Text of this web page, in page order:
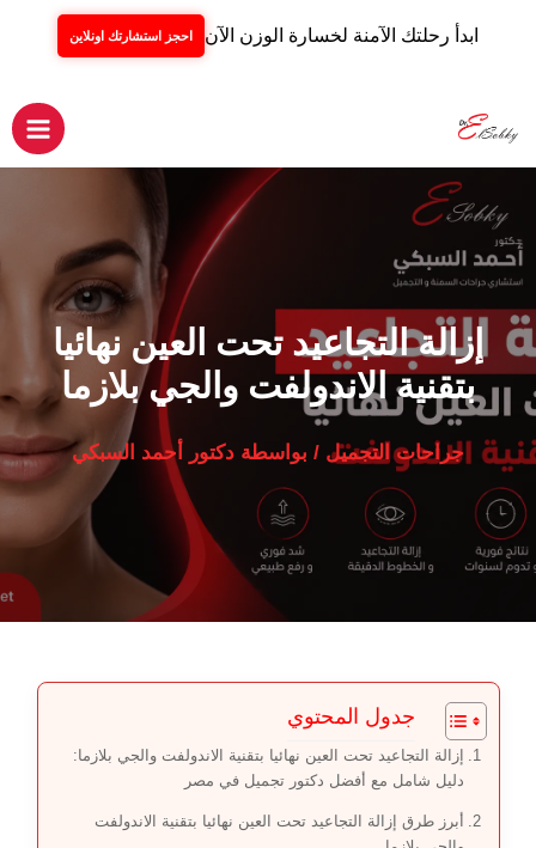
ابدأ رحلتك الآمنة لخسارة الوزن الآن احجز استشارتك اونلاين
المحتوى
إزالة التجاعيد تحت العين نهائيا
بتقنية الاندولفت والجي بلازما
جراحات التجميل / بواسطة دكتور أحمد السبكي
جدول المحتوي
إزالة التجاعيد تحت العين نهائيا بتقنية الاندولفت والجي بلازما:
دليل شامل مع أفضل دكتور تجميل في مصر
أبرز طرق إزالة التجاعيد تحت العين نهائيا بتقنية الاندولفت